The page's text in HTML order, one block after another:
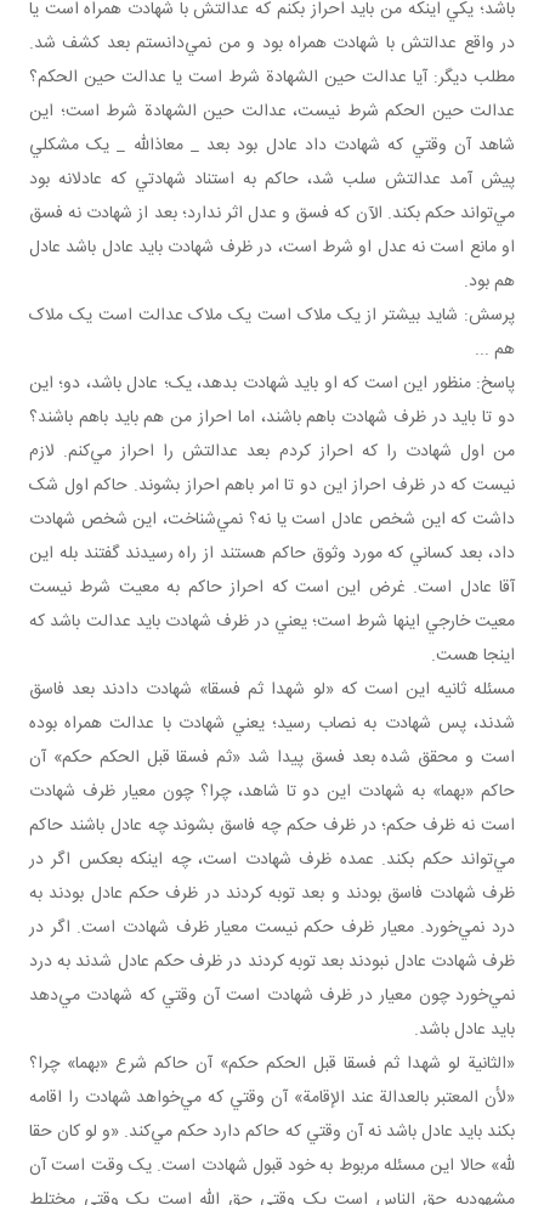
باشد؛ يکي اينکه من بايد احراز بکنم که عدالتش با شهادت همراه است يا
در واقع عدالتش با شهادت همراه بود و من نمي‌دانستم بعد کشف شد.
مطلب ديگر: آيا عدالت حين الشهادة شرط است يا عدالت حين الحکم؟
عدالت حين الحکم شرط نيست، عدالت حين الشهادة شرط است؛ اين
شاهد آن وقتي که شهادت داد عادل بود بعد _ معاذالله _ يک مشکلي
پيش آمد عدالتش سلب شد، حاکم به استناد شهادتي که عادلانه بود
مي‌تواند حکم بکند. الآن که فسق و عدل اثر ندارد؛ بعد از شهادت نه فسق
او مانع است نه عدل او شرط است، در ظرف شهادت بايد عادل باشد عادل
هم بود.
پرسش: شايد بيشتر از يک ملاک است يک ملاک عدالت است يک ملاک
هم ...
پاسخ: منظور اين است که او بايد شهادت بدهد، يک؛ عادل باشد، دو؛ اين
دو تا بايد در ظرف شهادت باهم باشند، اما احراز من هم بايد باهم باشند؟
من اول شهادت را که احراز کردم بعد عدالتش را احراز مي‌کنم. لازم
نيست که در ظرف احراز اين دو تا امر باهم احراز بشوند. حاکم اول شک
داشت که اين شخص عادل است يا نه؟ نمي‌شناخت، اين شخص شهادت
داد، بعد کساني که مورد وثوق حاکم هستند از راه رسيدند گفتند بله اين
آقا عادل است. غرض اين است که احراز حاکم به معيت شرط نيست
معيت خارجي اينها شرط است؛ يعني در ظرف شهادت بايد عدالت باشد که
اينجا هست.
مسئله ثانيه اين است که «لو شهدا ثم فسقا» شهادت دادند بعد فاسق
شدند، پس شهادت به نصاب رسيد؛ يعني شهادت با عدالت همراه بوده
است و محقق شده بعد فسق پيدا شد «ثم فسقا قبل الحکم حکم» آن
حاکم «بهما» به شهادت اين دو تا شاهد، چرا؟ چون معيار ظرف شهادت
است نه ظرف حکم؛ در ظرف حکم چه فاسق بشوند چه عادل باشند حاکم
مي‌تواند حکم بکند. عمده ظرف شهادت است، چه اينکه بعکس اگر در
ظرف شهادت فاسق بودند و بعد توبه کردند در ظرف حکم عادل بودند به
درد نمي‌خورد. معيار ظرف حکم نيست معيار ظرف شهادت است. اگر در
ظرف شهادت عادل نبودند بعد توبه کردند در ظرف حکم عادل شدند به درد
نمي‌خورد چون معيار در ظرف شهادت است آن وقتي که شهادت مي‌دهد
بايد عادل باشد.
«الثانية لو شهدا ثم فسقا قبل الحکم حکم» آن حاکم شرع «بهما» چرا؟
«لأن المعتبر بالعدالة عند الإقامة» آن وقتي که مي‌خواهد شهادت را اقامه
بکند بايد عادل باشد نه آن وقتي که حاکم دارد حکم مي‌کند. «و لو كان حقا
لله» حالا اين مسئله مربوط به خود قبول شهادت است. يک وقت است آن